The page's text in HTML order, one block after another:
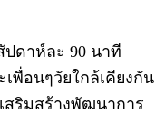
ปดาห์ละ 90 นาที
พื่อนๆวัยใกล้เคียงกัน
สริมสร้างพัฒนาการ